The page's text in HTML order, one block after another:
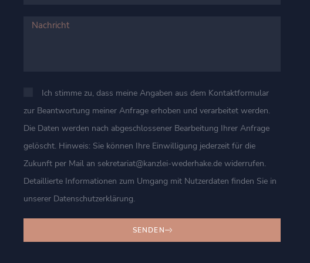
Ich stimme zu, dass meine Angaben aus dem Kontaktformular
zur Beantwortung meiner Anfrage erhoben und verarbeitet werden.
Die Daten werden nach abgeschlossener Bearbeitung Ihrer Anfrage
gelöscht. Hinweis: Sie können Ihre Einwilligung jederzeit für die
Zukunft per Mail an sekretariat@kanzlei-wederhake.de widerrufen.
Detaillierte Informationen zum Umgang mit Nutzerdaten finden Sie in
unserer Datenschutzerklärung.
SENDENKundenbewertungen und Erfahrungen zu